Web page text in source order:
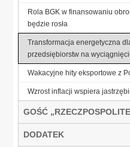
Rola BGK w finansowaniu
będzie rosła
Transformacja energetyczna
przedsiębiorstw na
Wakacyjne hity eksportowe z
Wzrost inflacji wspiera
GOŚĆ
DODATEK